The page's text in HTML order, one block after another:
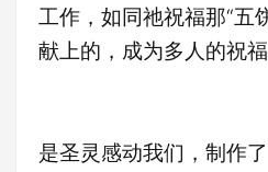
工作，如同祂祝福那“五
献上的，成为多人的祝福
是圣灵感动我们，制作